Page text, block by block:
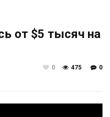
от $5 тысяч на
0
475
0